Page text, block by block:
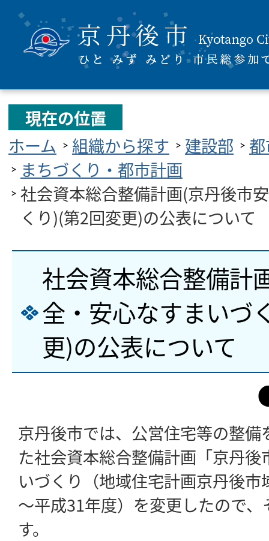
現在の位置
ホーム
組織から探す 建設部
まちづくり・都市計画
社会資本総合整備計画(京丹後市
くり)(第2回変更)の公表について
社会資本総合整備計
全・安心なすまいづ
更)の公表について
京丹後市では、公営住宅等の整
た社会資本総合整備計画「京丹
いづくり（地域住宅計画京丹後
～平成31年度）を変更したので
す。